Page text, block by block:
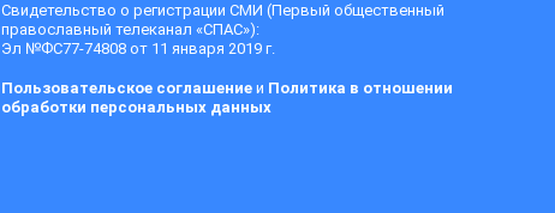
Свидетельство о регистрации СМИ (Первый общественный
православный телеканал «СПАС»):
Эл №ФС77-74808 от 11 января 2019 г.
Пользовательское соглашениеи Политика в отношении
обработки персональных данных